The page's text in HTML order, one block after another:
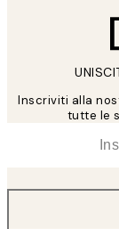
Inscriviti alla
tutte le